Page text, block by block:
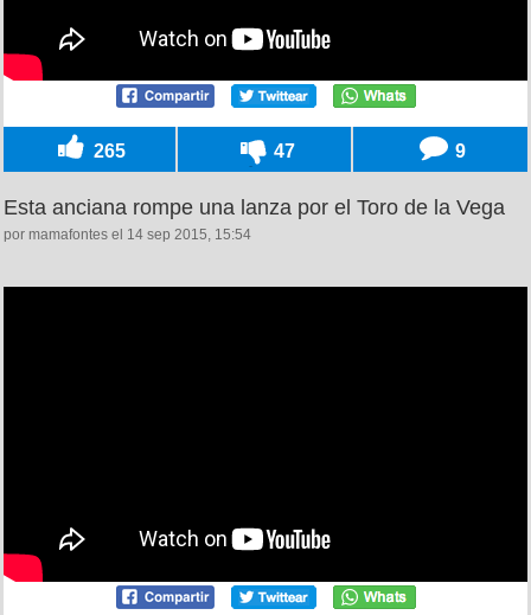
265 47 9
Esta anciana rompe una lanza por el Toro de la Vega
por mamafontes el 14 sep 2015, 15:54